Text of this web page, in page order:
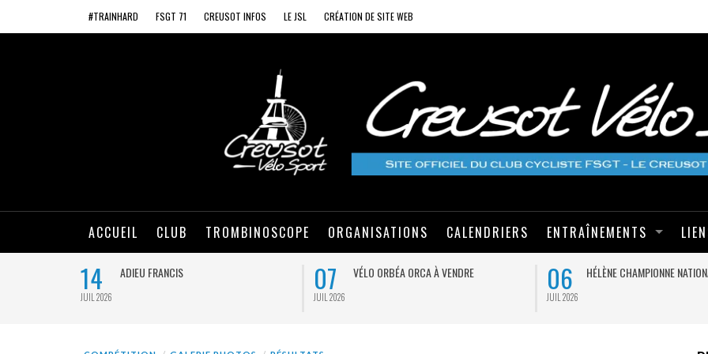
#TRAINHARD FSGT 71 CREUSOT INFOS LE JSL CRÉATION DE SITE WEB
ACCUEIL CLUB TROMBINOSCOPE ORGANISATIONS CALENDRIERS ENTRAÎNEMENTS
14
JUIL 2026
ADIEU FRANCIS 07
JUIL 2026
VÉLO ORBÉA ORCA À VENDRE 06
JUIL 2026
HÉLÈNE CHAMPIONNE